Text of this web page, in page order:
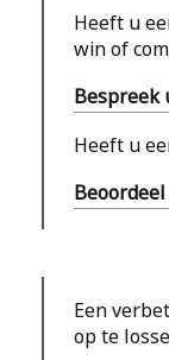
Heeft u
win of
Bespreek
Heeft u
Een
op te